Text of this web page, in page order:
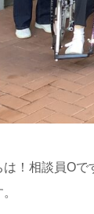
は！相談員O